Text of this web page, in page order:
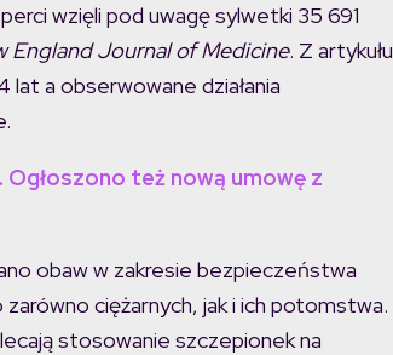
wzięli pod uwagę sylwetki 35 691
England Journal of Medicine. Z artykułu
lat a obserwowane działania
Ogłoszono też nową umowę z
obaw w zakresie bezpieczeństwa
ciężarnych, jak i ich potomstwa.
stosowanie szczepionek na